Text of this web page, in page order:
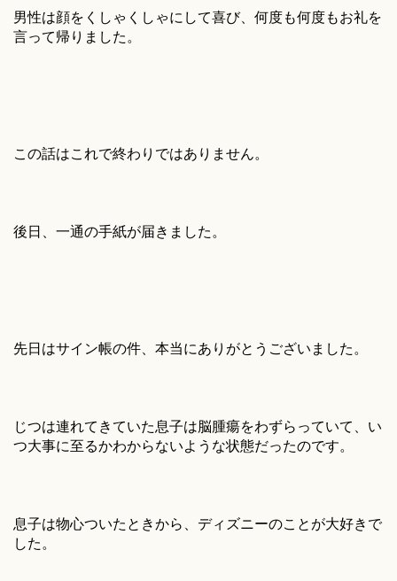
男性は顔をくしゃくしゃにして喜び、何度も何度もお礼を
言って帰りました。
この話はこれで終わりではありません。
後日、一通の手紙が届きました。
先日はサイン帳の件、本当にありがとうございました。
じつは連れてきていた息子は脳腫瘍をわずらっていて、い
つ大事に至るかわからないような状態だったのです。
息子は物心ついたときから、ディズニーのことが大好きで
した。